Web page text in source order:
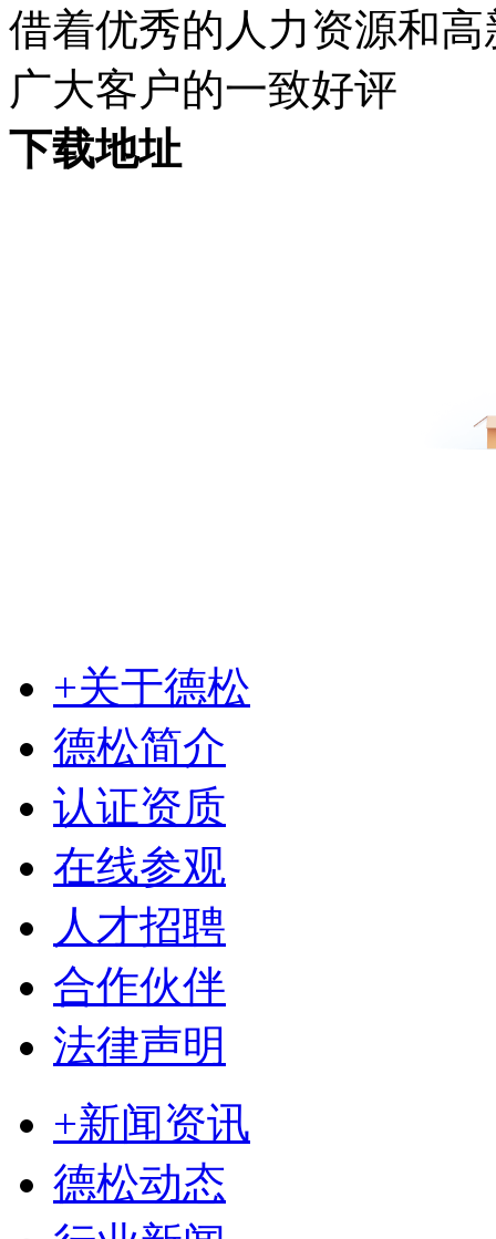
借着优秀的人力资源和
广大客户的一致好评
下载地址
+关于德松
德松简介
认证资质
在线参观
人才招聘
合作伙伴
法律声明
+新闻资讯
德松动态